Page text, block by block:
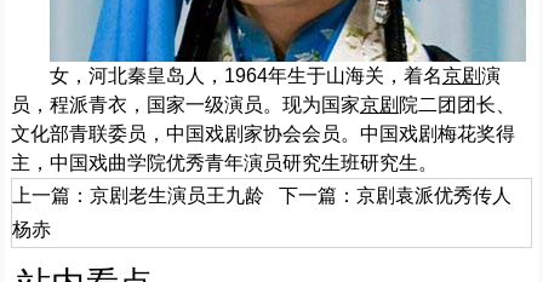
女，河北秦皇岛人，1964年生于山海关，着名京剧演
员，程派青衣，国家一级演员。现为国家京剧 院二团团长、
文化部青联委员，中国戏剧家协会会员。中国戏剧梅花奖得
主，中国戏曲学院优秀青年演员研究生班研究生。
上一篇：京剧老生演员王九龄 下一篇：京剧袁派优秀传人
杨赤